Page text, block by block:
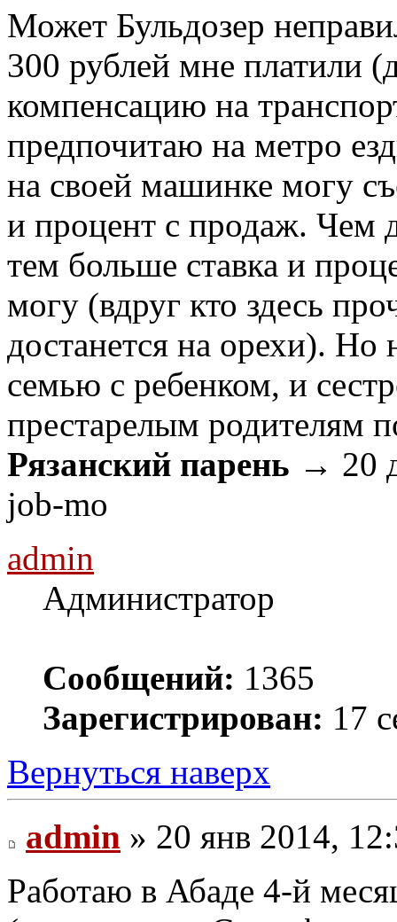
Может Бульдозер
300 рублей мне платили
компенсацию на
предпочитаю на метро
на своей машинке могу
и процент с продаж. Чем
тем больше ставка и
могу (вдруг кто здесь
достанется на орехи). Но
семью с ребенком, и
престарелым родителям
Рязанский парень → 20
job-mo
admin
Администратор
Сообщений: 1365
Зарегистрирован: 17
Вернуться наверх
admin » 20 янв 2014,
Работаю в Абаде 4-й